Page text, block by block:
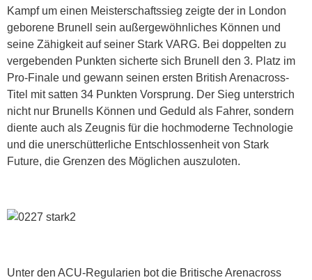
Kampf um einen Meisterschaftssieg zeigte der in London
geborene Brunell sein außergewöhnliches Können und
seine Zähigkeit auf seiner Stark VARG. Bei doppelten zu
vergebenden Punkten sicherte sich Brunell den 3. Platz im
Pro-Finale und gewann seinen ersten British Arenacross-
Titel mit satten 34 Punkten Vorsprung. Der Sieg unterstrich
nicht nur Brunells Können und Geduld als Fahrer, sondern
diente auch als Zeugnis für die hochmoderne Technologie
und die unerschütterliche Entschlossenheit von Stark
Future, die Grenzen des Möglichen auszuloten.
Unter den ACU-Regularien bot die Britische Arenacross